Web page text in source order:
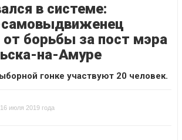
в системе:
от борьбы за пост мэра
на-Амуре
гонке участвуют 20 человек.
июля 2019 года